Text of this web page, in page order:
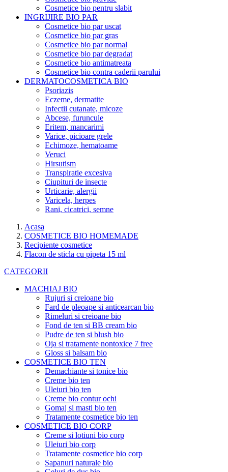
Cosmetice bio pentru slabit
INGRIJIRE BIO PAR
Cosmetice bio par uscat
Cosmetice bio par gras
Cosmetice bio par normal
Cosmetice bio par degradat
Cosmetice bio antimatreata
Cosmetice bio contra caderii parului
DERMATOCOSMETICA BIO
Psoriazis
Eczeme, dermatite
Infectii cutanate, micoze
Abcese, furuncule
Eritem, mancarimi
Varice, picioare grele
Echimoze, hematoame
Veruci
Hirsutism
Transpiratie excesiva
Ciupituri de insecte
Urticarie, alergii
Varicela, herpes
Rani, cicatrici, semne
Acasa
COSMETICE BIO HOMEMADE
Recipiente cosmetice
Flacon de sticla cu pipeta 15 ml
CATEGORII
MACHIAJ BIO
Rujuri si creioane bio
Fard de pleoape si anticearcan bio
Rimeluri si creioane bio
Fond de ten si BB cream bio
Pudre de ten si blush bio
Oja si tratamente nontoxice 7 free
Gloss si balsam bio
COSMETICE BIO TEN
Demachiante si tonice bio
Creme bio ten
Uleiuri bio ten
Creme bio contur ochi
Gomaj si masti bio ten
Tratamente cosmetice bio ten
COSMETICE BIO CORP
Creme si lotiuni bio corp
Uleiuri bio corp
Tratamente cosmetice bio corp
Sapanuri naturale bio